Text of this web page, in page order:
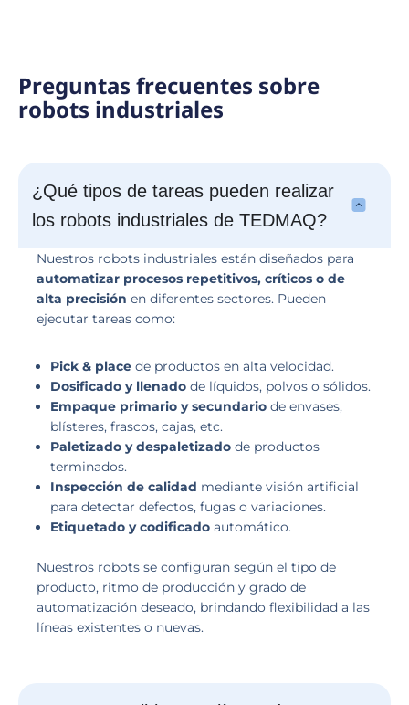
Preguntas frecuentes sobre
robots industriales
¿Qué tipos de tareas pueden realizar
los robots industriales de TEDMAQ?
Nuestros robots industriales están diseñados para
automatizar procesos repetitivos, críticos o de
alta precisión en diferentes sectores. Pueden
ejecutar tareas como:
Pick & place de productos en alta velocidad.
Dosificado y llenado de líquidos, polvos o sólidos.
Empaque primario y secundario de envases,
blísteres, frascos, cajas, etc.
Paletizado y despaletizado de productos
terminados.
Inspección de calidad mediante visión artificial
para detectar defectos, fugas o variaciones.
Etiquetado y codificado automático.
Nuestros robots se configuran según el tipo de
producto, ritmo de producción y grado de
automatización deseado, brindando flexibilidad a las
líneas existentes o nuevas.